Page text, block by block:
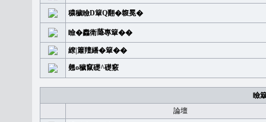
穠穢瞼D簞Q翻�䪖冕�
瞼�䆐衛𦻕專簞��
繚|簫羶繙�簞��
翹o穢竄礎^礎竅
瞼
論壇